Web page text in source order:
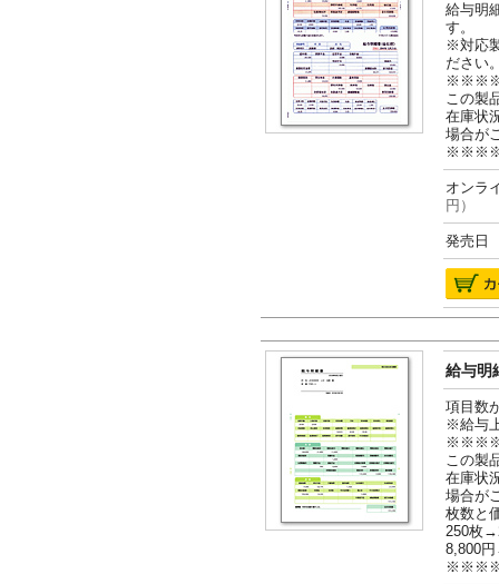
給与明
す。
※対応
ださい
この製
在庫状
場合が
オン
円）
発売日
給与明
項目数
※給与
この製
在庫状
場合が
枚数と
250枚
8,800